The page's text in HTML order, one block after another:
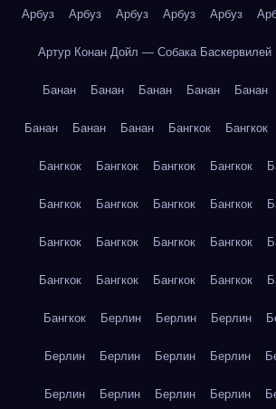
Арбуз Арбуз Арбуз Арбуз Арбуз
Артур Конан Дойл — Собака Баскервилей
Банан Банан Банан Банан Банан
Банан Банан Банан Бангкок Бангкок
Бангкок Бангкок Бангкок Бангкок
Бангкок Бангкок Бангкок Бангкок
Бангкок Бангкок Бангкок Бангкок
Бангкок Бангкок Бангкок Бангкок
Бангкок Берлин Берлин Берлин
Берлин Берлин Берлин Берлин
Берлин Берлин Берлин Берлин